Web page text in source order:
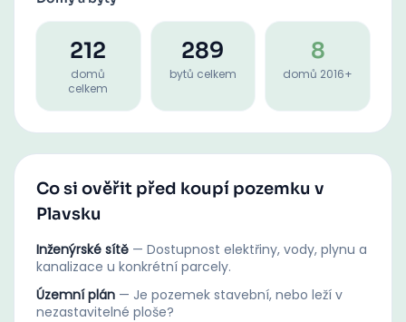
212
domů
celkem
289
bytů celkem
8
domů 2016+
Co si ověřit před koupí pozemku v
Plavsku
Inženýrské sítě — Dostupnost elektřiny, vody, plynu a
kanalizace u konkrétní parcely.
Územní plán — Je pozemek stavební, nebo leží v
nezastavitelné ploše?